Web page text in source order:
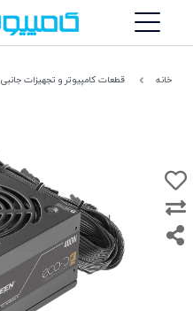
خانه قطعات کامپیوتر و تجهیزات جانبی